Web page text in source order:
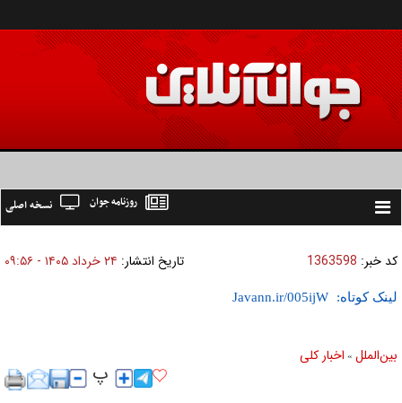
Toggle
نسخه اصلی روزنامه جوان
کد خبر: 1363598 تاریخ انتشار: ۲۴ خرداد ۱۴۰۵ - ۰۹:۵۶
لینک کوتاه:
بين‌الملل » اخبار كلی